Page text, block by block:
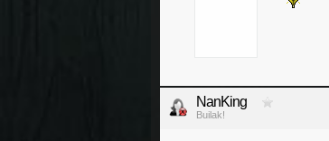
NanKing
Builak!